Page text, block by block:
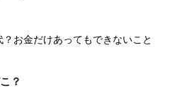
お金だけあってもできないこと
？